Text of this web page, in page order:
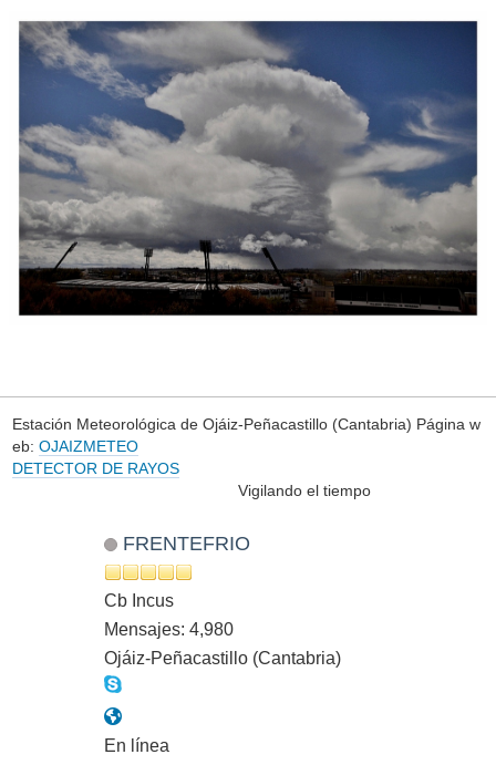
Estación Meteorológica de Ojáiz-Peñacastillo (Cantabria) Página w
eb: OJAIZMETEO
DETECTOR DE RAYOS
Vigilando el tiempo
FRENTEFRIO
Cb Incus
Mensajes: 4,980
Ojáiz-Peñacastillo (Cantabria)
En línea